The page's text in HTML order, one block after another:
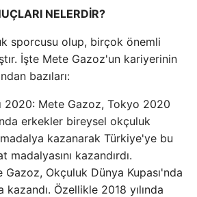
NELERDİR?
sporcusu olup, birçok önemli
İşte Mete Gazoz'un kariyerinin
bazıları:
2020: Mete Gazoz, Tokyo 2020
erkekler bireysel okçuluk
kazanarak Türkiye'ye bu
kazandırdı.
Gazoz, Okçuluk Dünya Kupası'nda
Özellikle 2018 yılında